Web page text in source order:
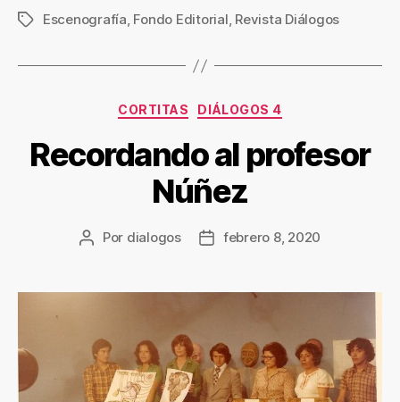
Escenografía, Fondo Editorial, Revista Diálogos
CORTITAS DIÁLOGOS 4
Recordando al profesor
Núñez
Por dialogos febrero 8, 2020